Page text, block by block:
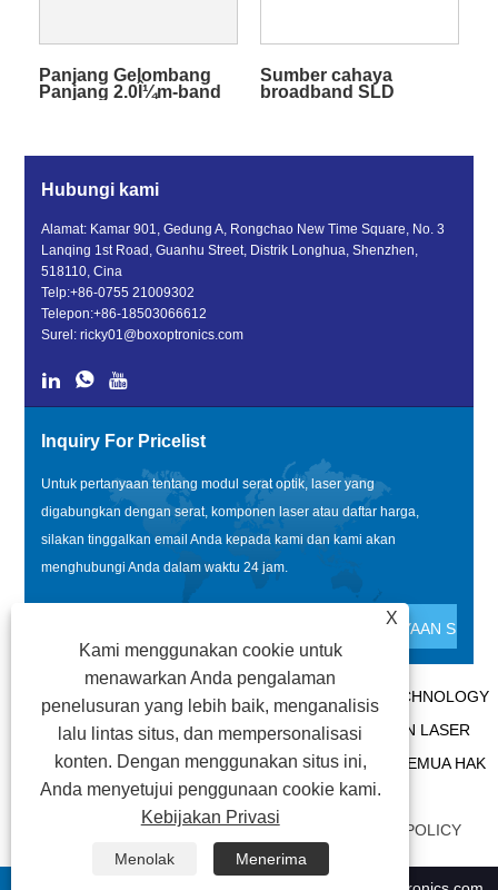
Panjang Gelombang
Panjang 2.0Î¼m-band
Sumber cahaya
broadband SLD
Hubungi kami
Alamat: Kamar 901, Gedung A, Rongchao New Time Square, No. 3
Lanqing 1st Road, Guanhu Street, Distrik Longhua, Shenzhen,
518110, Cina
Telp:+86-0755 21009302
Telepon:+86-18503066612
Surel:ricky01@boxoptronics.com
Inquiry For Pricelist
Untuk pertanyaan tentang modul serat optik, laser yang
digabungkan dengan serat, komponen laser atau daftar harga,
silakan tinggalkan email Anda kepada kami dan kami akan
menghubungi Anda dalam waktu 24 jam.
HAK CIPTA @ 2020 SHENZHEN BOX OPTRONICS TECHNOLOGY
CO., LTD. - MODUL SERAT OPTIK CINA, PRODUSEN LASER
GABUNGAN SERAT, PEMASOK KOMPONEN LASER SEMUA HAK
DILINDUNGI UNDANG-UNDANG.
SITEMAP|RSS|XML PRIVACY POLICY
X
Kami menggunakan cookie untuk
menawarkan Anda pengalaman
penelusuran yang lebih baik, menganalisis
lalu lintas situs, dan mempersonalisasi
konten. Dengan menggunakan situs ini,
Anda menyetujui penggunaan cookie kami.
Kebijakan Privasi
Menolak
Menerima